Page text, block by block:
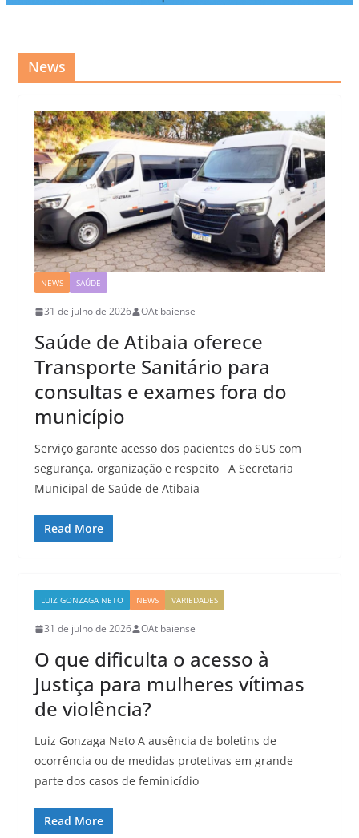
News
NEWS SAÚDE
31 de julho de 2026 OAtibaiense
Saúde de Atibaia oferece
Transporte Sanitário para
consultas e exames fora do
município
Serviço garante acesso dos pacientes do SUS com
segurança, organização e respeito A Secretaria
Municipal de Saúde de Atibaia
Read More
LUIZ GONZAGA NETO NEWS VARIEDADES
31 de julho de 2026 OAtibaiense
O que dificulta o acesso à
Justiça para mulheres vítimas
de violência?
Luiz Gonzaga Neto A ausência de boletins de
ocorrência ou de medidas protetivas em grande
parte dos casos de feminicídio
Read More